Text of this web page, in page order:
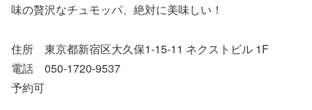
味の贅沢なチュモッパ、絶対に美味しい！ ​
住所 東京都新宿区大久保1-15-11 ネクストビル 1F
電話 050-1720-9537
予約可